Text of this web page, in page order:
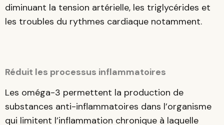
diminuant la tension artérielle, les triglycérides et
les troubles du rythmes cardiaque notamment.
Réduit les processus inflammatoires
Les oméga-3 permettent la production de
substances anti-inflammatoires dans l’organisme
qui limitent l’inflammation chronique à laquelle